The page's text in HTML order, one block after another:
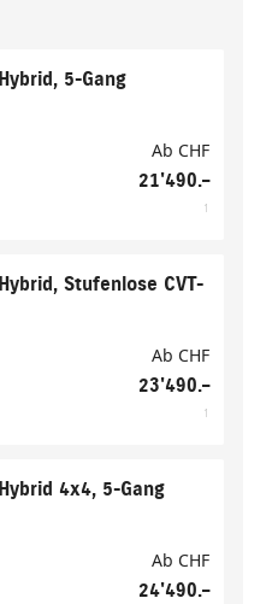
5-Gang
Ab CHF
21'490.–
1
Stufenlose CVT-
Ab CHF
23'490.–
1
4x4, 5-Gang
Ab CHF
24'490.–